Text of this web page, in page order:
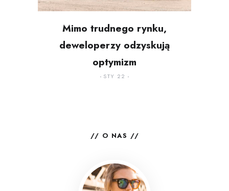
Mimo trudnego rynku,
deweloperzy odzyskują
optymizm
STY 22
O NAS